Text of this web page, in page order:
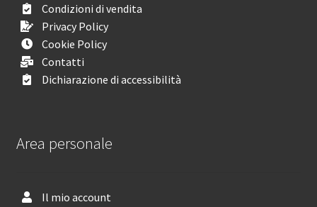
Condizioni di vendita
Privacy Policy
Cookie Policy
Contatti
Dichiarazione di accessibilità
Area personale
Il mio account